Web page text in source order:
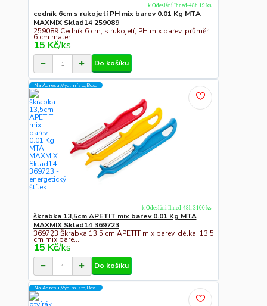
cedník 6cm s rukojetí PH mix barev 0.01 Kg MTA
MAXMIX Sklad14 259089
259089 Cedník 6 cm, s rukojetí, PH mix barev. průměr:
6 cm mater...
15 Kč/ks
k Odeslání Ihned-48h 19 ks
Do košíku
Na Adresu,Výd.místo,Boxu
škrabka 13,5cm APETIT mix barev 0.01 Kg MTA
MAXMIX Sklad14 369723
369723 Škrabka 13,5 cm APETIT mix barev. délka: 13,5
cm mix bare...
15 Kč/ks
k Odeslání Ihned-48h 3100 ks
Do košíku
Na Adresu,Výd.místo,Boxu